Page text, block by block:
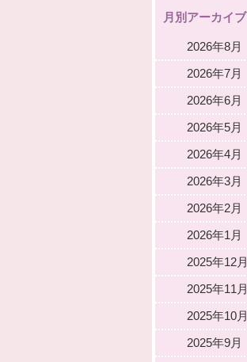
月別アーカイブ
2026年8月
2026年7月
2026年6月
2026年5月
2026年4月
2026年3月
2026年2月
2026年1月
2025年12月
2025年11月
2025年10月
2025年9月